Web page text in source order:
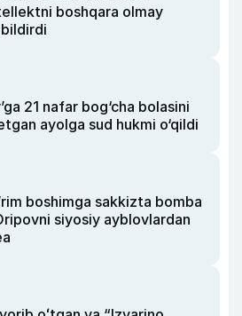
boshqara olmay
21 nafar bog‘cha bolasini
ayolga sud hukmi o‘qildi
boshimga sakkizta bomba
siyosiy ayblovlardan